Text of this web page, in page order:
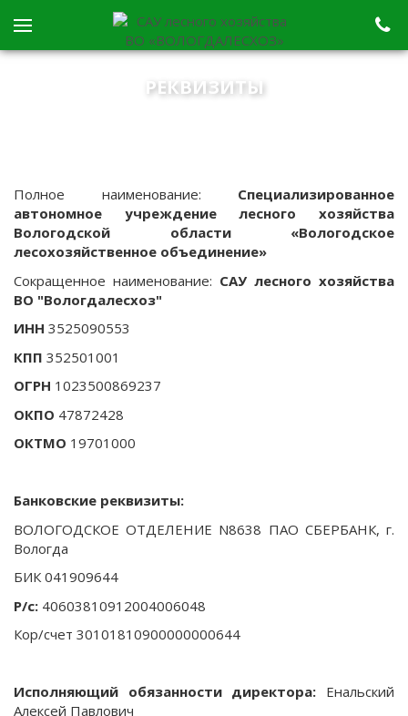
РЕКВИЗИТЫ
Полное наименование: Специализированное
автономное учреждение лесного хозяйства
Вологодской области «Вологодское
лесохозяйственное объединение»
Сокращенное наименование: САУ лесного хозяйства
ВО "Вологдалесхоз"
ИНН 3525090553
КПП 352501001
ОГРН 1023500869237
ОКПО 47872428
ОКТМО 19701000
Банковские реквизиты:
ВОЛОГОДСКОЕ ОТДЕЛЕНИЕ N8638 ПАО СБЕРБАНК, г.
Вологда
БИК 041909644
Р/с: 40603810912004006048
Кор/счет 30101810900000000644
Исполняющий обязанности директора: Енальский
Алексей Павлович